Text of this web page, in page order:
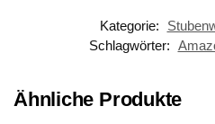
Kategorie:
Schlagwörter:
Ähnliche Produkte